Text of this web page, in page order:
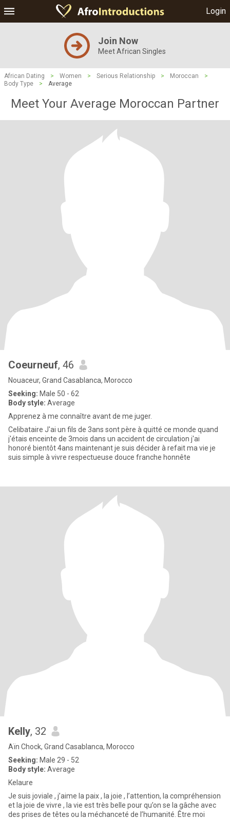
Login
Join Now
Meet African Singles
African Dating > Women > Serious Relationship > Moroccan
>
Body Type
> Average
Meet Your Average Moroccan Partner
Coeurneuf, 46
Nouaceur, Grand Casablanca, Morocco
Seeking: Male 50 - 62
Body style: Average
Apprenez à me connaître avant de me juger.
Celibataire J'ai un fils de 3ans sont père à quitté ce monde quand
j'étais enceinte de 3mois dans un accident de circulation j'ai
honoré bientôt 4ans maintenant je suis décider à refait ma vie je
suis simple à vivre respectueuse douce franche honnête
Kelly, 32
Aïn Chock, Grand Casablanca, Morocco
Seeking: Male 29 - 52
Body style: Average
Kelaure
Je suis joviale , j’aime la paix , la joie , l’attention, la compréhension
et la joie de vivre , la vie est très belle pour qu’on se la gâche avec
des prises de têtes ou la méchanceté de l’humanité. Être moi